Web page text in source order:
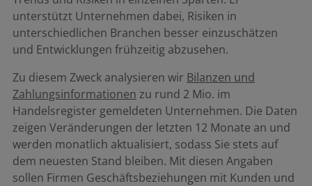
unterstützt Unternehmen dabei, Risiken in
unterschiedlichen Branchen besser einzuschätzen
und Entwicklungen frühzeitig abzusehen.
Zu diesem Zweck analysieren wir Bilanzen und
Zahlungsinformationen zu rund 2 Mio. im
Handelsregister gemeldeten Unternehmen. Die Daten
zeigen Veränderungen der letzten 12 Monate an und
werden monatlich aktualisiert, sodass Sie stets auf
dem neuesten Stand bleiben. Mit diesen Angaben
sollen Firmen Geschäftsbeziehungen mit Kunden und